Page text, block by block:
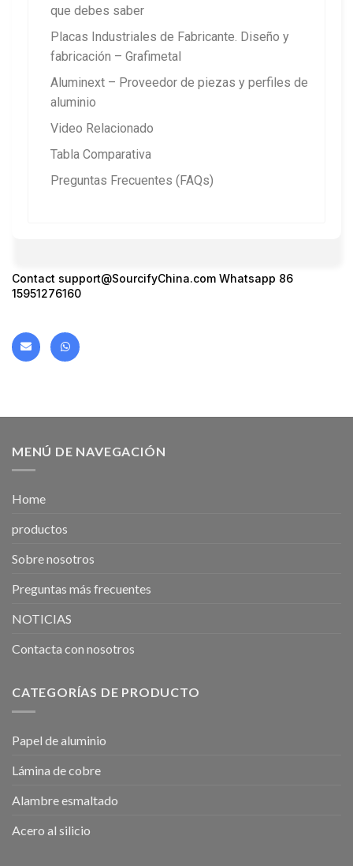
que debes saber
Placas Industriales de Fabricante. Diseño y
fabricación – Grafimetal
Aluminext – Proveedor de piezas y perfiles de
aluminio
Video Relacionado
Tabla Comparativa
Preguntas Frecuentes (FAQs)
Contact support@SourcifyChina.com Whatsapp 86
15951276160
MENÚ DE NAVEGACIÓN
Home
productos
Sobre nosotros
Preguntas más frecuentes
NOTICIAS
Contacta con nosotros
CATEGORÍAS DE PRODUCTO
Papel de aluminio
Lámina de cobre
Alambre esmaltado
Acero al silicio